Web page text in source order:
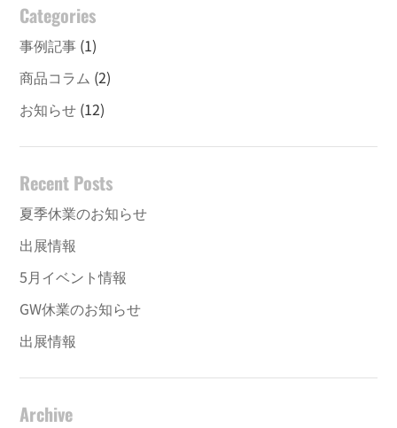
Categories
事例記事 (1)
商品コラム (2)
お知らせ (12)
Recent Posts
夏季休業のお知らせ
出展情報
5月イベント情報
GW休業のお知らせ
出展情報
Archive